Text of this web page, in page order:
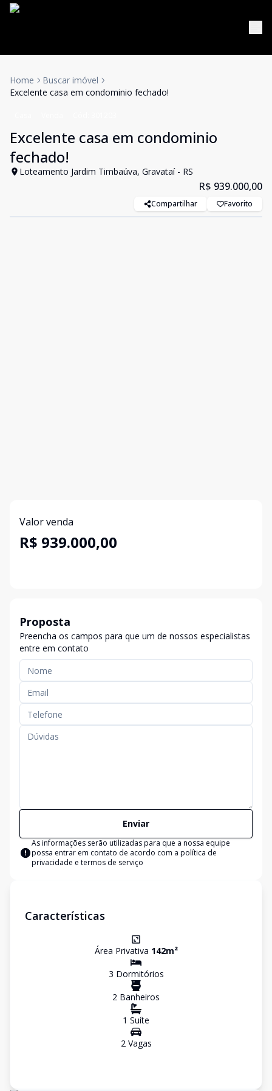
Home
Buscar imóvel
Excelente casa em condominio fechado!
Excelente casa em condominio
fechado!
Loteamento Jardim Timbaúva, Gravataí - RS
R$ 939.000,00
Compartilhar Favorito
Valor venda
R$ 939.000,00
Proposta
Preencha os campos para que um de nossos especialistas
entre em contato
Enviar
As informações serão utilizadas para que a nossa equipe
possa entrar em contato de acordo com a política de
privacidade e termos de serviço
Características
Área Privativa 142m²
3 Dormitórios
2 Banheiros
1 Suíte
2Vagas